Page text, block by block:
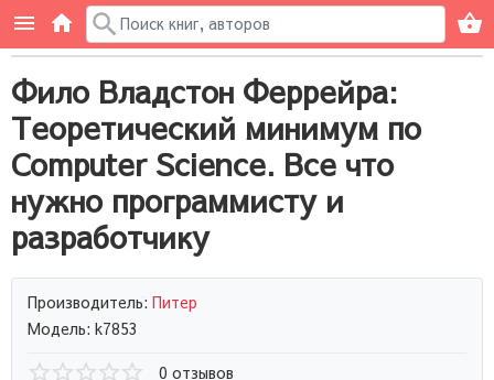
Фило Владстон Феррейра:
Теоретический минимум по
Computer Science. Все что
нужно программисту и
разработчику
Производитель: Питер
Модель: k7853
0 отзывов